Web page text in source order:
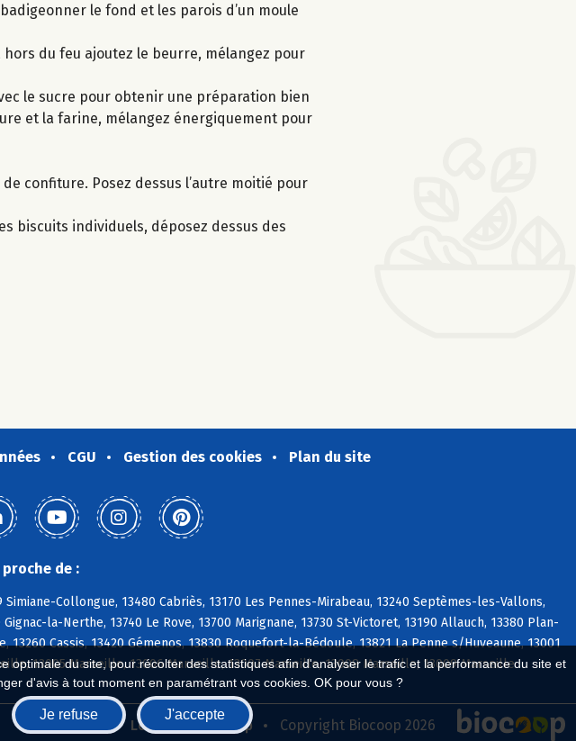
du site, pour récolter des statistiques afin d'analyser le trafic et la performance du site et
d'avis à tout moment en paramétrant vos cookies. OK pour vous ?
Je refuse J'accepte
le fond et les parois d’un moule
du feu ajoutez le beurre, mélangez pour
le sucre pour obtenir une préparation bien
et la farine, mélangez énergiquement pour
confiture. Posez dessus l’autre moitié pour
biscuits individuels, déposez dessus des
CGU Gestion des cookies Plan du site
de :
Simiane-Collongue, 13480 Cabriès, 13170 Les Pennes-Mirabeau, 13240 Septèmes-les-Vallons,
la-Nerthe, 13740 Le Rove, 13700 Marignane, 13730 St-Victoret, 13190 Allauch, 13380 Plan-
13260 Cassis, 13420 Gémenos, 13830 Roquefort-la-Bédoule, 13821 La Penne s/Huveaune, 13001
13005 Marseille, 13006 Marseille, 13007 Marseille, 13008 Marseille, 13009 Marseille
Biocoop.fr Le réseau Biocoop Copyright Biocoop 2026